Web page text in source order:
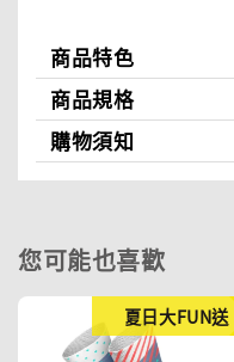
商品特色
商品規格
購物須知
您可能也喜歡
夏日大FUN送